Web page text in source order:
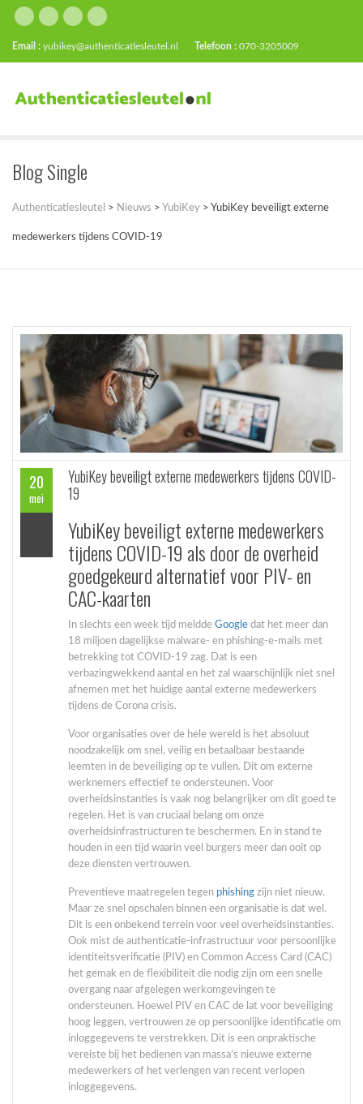
Email : yubikey@authenticatiesleutel.nl Telefoon : 070-3205009
Blog Single
Authenticatiesleutel > Nieuws > YubiKey > YubiKey beveiligt externe
medewerkers tijdens COVID-19
20
mei
YubiKey beveiligt externe medewerkers tijdens COVID-
19
YubiKey beveiligt externe medewerkers
tijdens COVID-19 als door de overheid
goedgekeurd alternatief voor PIV- en
CAC-kaarten
In slechts een week tijd meldde Google dat het meer dan
18 miljoen dagelijkse malware- en phishing-e-mails met
betrekking tot COVID-19 zag. Dat is een
verbazingwekkend aantal en het zal waarschijnlijk niet snel
afnemen met het huidige aantal externe medewerkers
tijdens de Corona crisis.
Voor organisaties over de hele wereld is het absoluut
noodzakelijk om snel, veilig en betaalbaar bestaande
leemten in de beveiliging op te vullen. Dit om externe
werknemers effectief te ondersteunen. Voor
overheidsinstanties is vaak nog belangrijker om dit goed te
regelen. Het is van cruciaal belang om onze
overheidsinfrastructuren te beschermen. En in stand te
houden in een tijd waarin veel burgers meer dan ooit op
deze diensten vertrouwen.
Preventieve maatregelen tegen phishing zijn niet nieuw.
Maar ze snel opschalen binnen een organisatie is dat wel.
Dit is een onbekend terrein voor veel overheidsinstanties.
Ook mist de authenticatie-infrastructuur voor persoonlijke
identiteitsverificatie (PIV) en Common Access Card (CAC)
het gemak en de flexibiliteit die nodig zijn om een ​​snelle
overgang naar afgelegen werkomgevingen te
ondersteunen. Hoewel PIV en CAC de lat voor beveiliging
hoog leggen, vertrouwen ze op persoonlijke identificatie om
inloggegevens te verstrekken. Dit is een onpraktische
vereiste bij het bedienen van massa’s nieuwe externe
medewerkers of het verlengen van recent verlopen
inloggegevens.